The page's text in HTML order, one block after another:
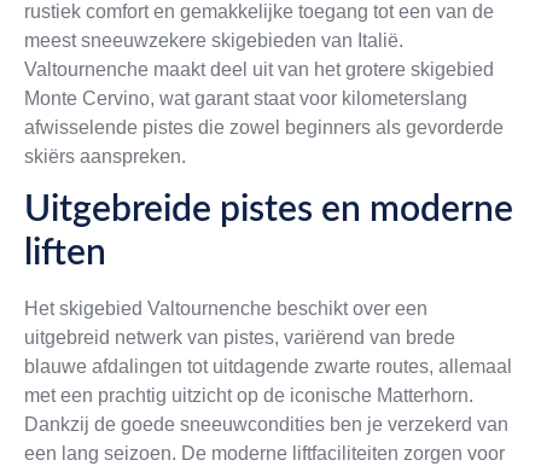
rustiek comfort en gemakkelijke toegang tot een van de
meest sneeuwzekere skigebieden van Italië.
Valtournenche maakt deel uit van het grotere skigebied
Monte Cervino, wat garant staat voor kilometerslang
afwisselende pistes die zowel beginners als gevorderde
skiërs aanspreken.
Uitgebreide pistes en moderne
liften
Het skigebied Valtournenche beschikt over een
uitgebreid netwerk van pistes, variërend van brede
blauwe afdalingen tot uitdagende zwarte routes, allemaal
met een prachtig uitzicht op de iconische Matterhorn.
Dankzij de goede sneeuwcondities ben je verzekerd van
een lang seizoen. De moderne liftfaciliteiten zorgen voor